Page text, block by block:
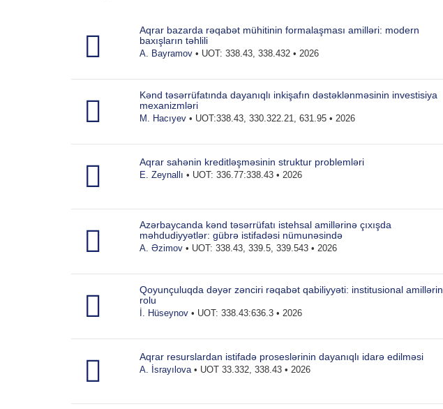
Aqrar bazarda rəqabət mühitinin formalaşması amilləri: modern
baxışların təhlili
A. Bayramov• UOT: 338.43, 338.432 • 2026
Kənd təsərrüfatında dayanıqlı inkişafın dəstəklənməsinin investisiya
mexanizmləri
M. Hacıyev• UOT:338.43, 330.322.21, 631.95 • 2026
Aqrar sahənin kreditləşməsinin struktur problemləri
E. Zeynallı • UOT: 336.77:338.43 • 2026
Azərbaycanda kənd təsərrüfatı istehsal amillərinə çıxışda
məhdudiyyətlər: gübrə istifadəsi nümunəsində
A. Əzimov• UOT: 338.43, 339.5, 339.543 • 2026
Qoyunçuluqda dəyər zənciri rəqabət qabiliyyəti: institusional amillərin
rolu
İ. Hüseynov• UOT: 338.43:636.3 • 2026
Aqrar resurslardan istifadə proseslərinin dayanıqlı idarə edilməsi
A. İsrayılova• UOT 33.332, 338.43 • 2026